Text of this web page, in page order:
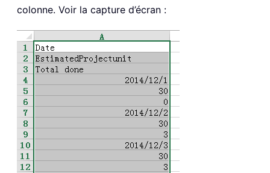
colonne. Voir la capture d’écran :